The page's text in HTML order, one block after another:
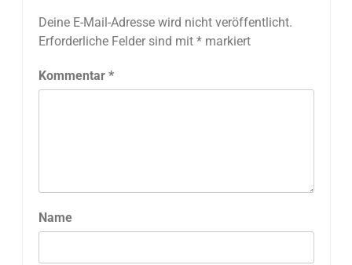
Deine E-Mail-Adresse wird nicht veröffentlicht.
Erforderliche Felder sind mit *markiert
Kommentar *
Name